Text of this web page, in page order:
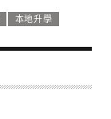
本地升學